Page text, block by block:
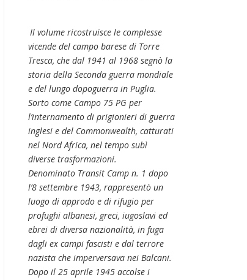
Il volume ricostruisce le complesse
vicende del campo barese di Torre
Tresca, che dal 1941 al 1968 segnò la
storia della Seconda guerra mondiale
e del lungo dopoguerra in Puglia.
Sorto come Campo 75 PG per
l’internamento di prigionieri di guerra
inglesi e del Commonwealth, catturati
nel Nord Africa, nel tempo subì
diverse trasformazioni.
Denominato Transit Camp n. 1 dopo
l’8 settembre 1943, rappresentò un
luogo di approdo e di rifugio per
profughi albanesi, greci, iugoslavi ed
ebrei di diversa nazionalità, in fuga
dagli ex campi fascisti e dal terrore
nazista che imperversava nei Balcani.
Dopo il 25 aprile 1945 accolse i